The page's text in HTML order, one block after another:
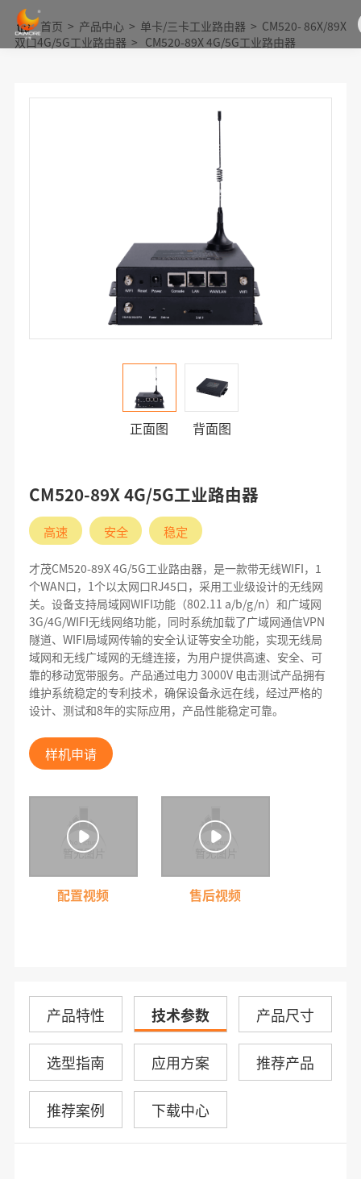
首页 > 产品中心 > 单卡/三卡工业路由器 > CM520- 86X/89X
双口4G/5G工业路由器 > CM520-89X 4G/5G工业路由器
正面图 背面图
CM520-89X 4G/5G工业路由器
高速 安全 稳定
才茂CM520-89X 4G/5G工业路由器，是一款带无线WIFI，1
个WAN口，1个以太网口RJ45口，采用工业级设计的无线网
关。设备支持局域网WIFI功能（802.11 a/b/g/n）和广域网
3G/4G/WIFI无线网络功能，同时系统加载了广域网通信VPN
隧道、WIFI局域网传输的安全认证等安全功能，实现无线局
域网和无线广域网的无缝连接，为用户提供高速、安全、可
靠的移动宽带服务。产品通过电力 3000V 电击测试产品拥有
维护系统稳定的专利技术，确保设备永远在线，经过严格的
设计、测试和8年的实际应用，产品性能稳定可靠。
样机申请
配置视频 售后视频
产品特性 技术参数 产品尺寸
选型指南 应用方案 推荐产品
推荐案例 下载中心